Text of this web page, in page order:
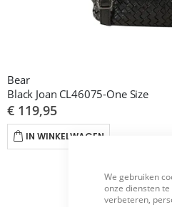
We gebruiken
onze diensten te
verbeteren,
Bear
Black Joan CL46075-One Size
€ 119,95
IN WINKELWAGEN